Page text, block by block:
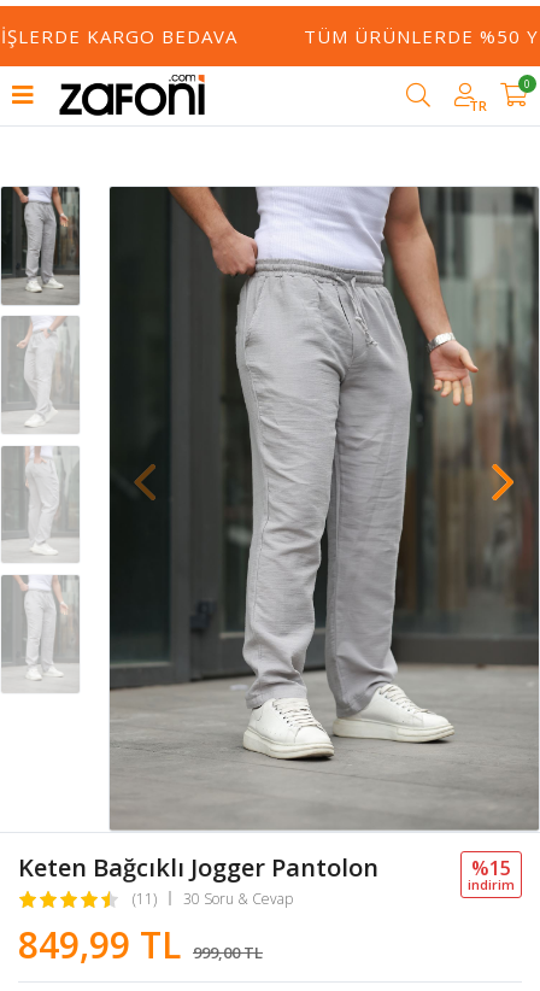
KARGO BEDAVA TÜM ÜRÜNLERDE %50
TR
0
Keten Bağcıklı Jogger Pantolon
(11) 30 Soru & Cevap
849,99 TL 999,00 TL
%15
i̇ndi̇ri̇m